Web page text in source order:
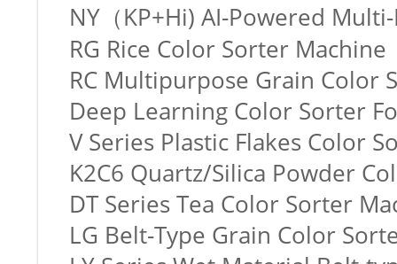
NY（KP+Hi) AI-Powered
RG Rice Color Sorter Machine
RC Multipurpose Grain Color
Deep Learning Color Sorter
V Series Plastic Flakes Color
K2C6 Quartz/Silica Powder
DT Series Tea Color Sorter
LG Belt-Type Grain Color